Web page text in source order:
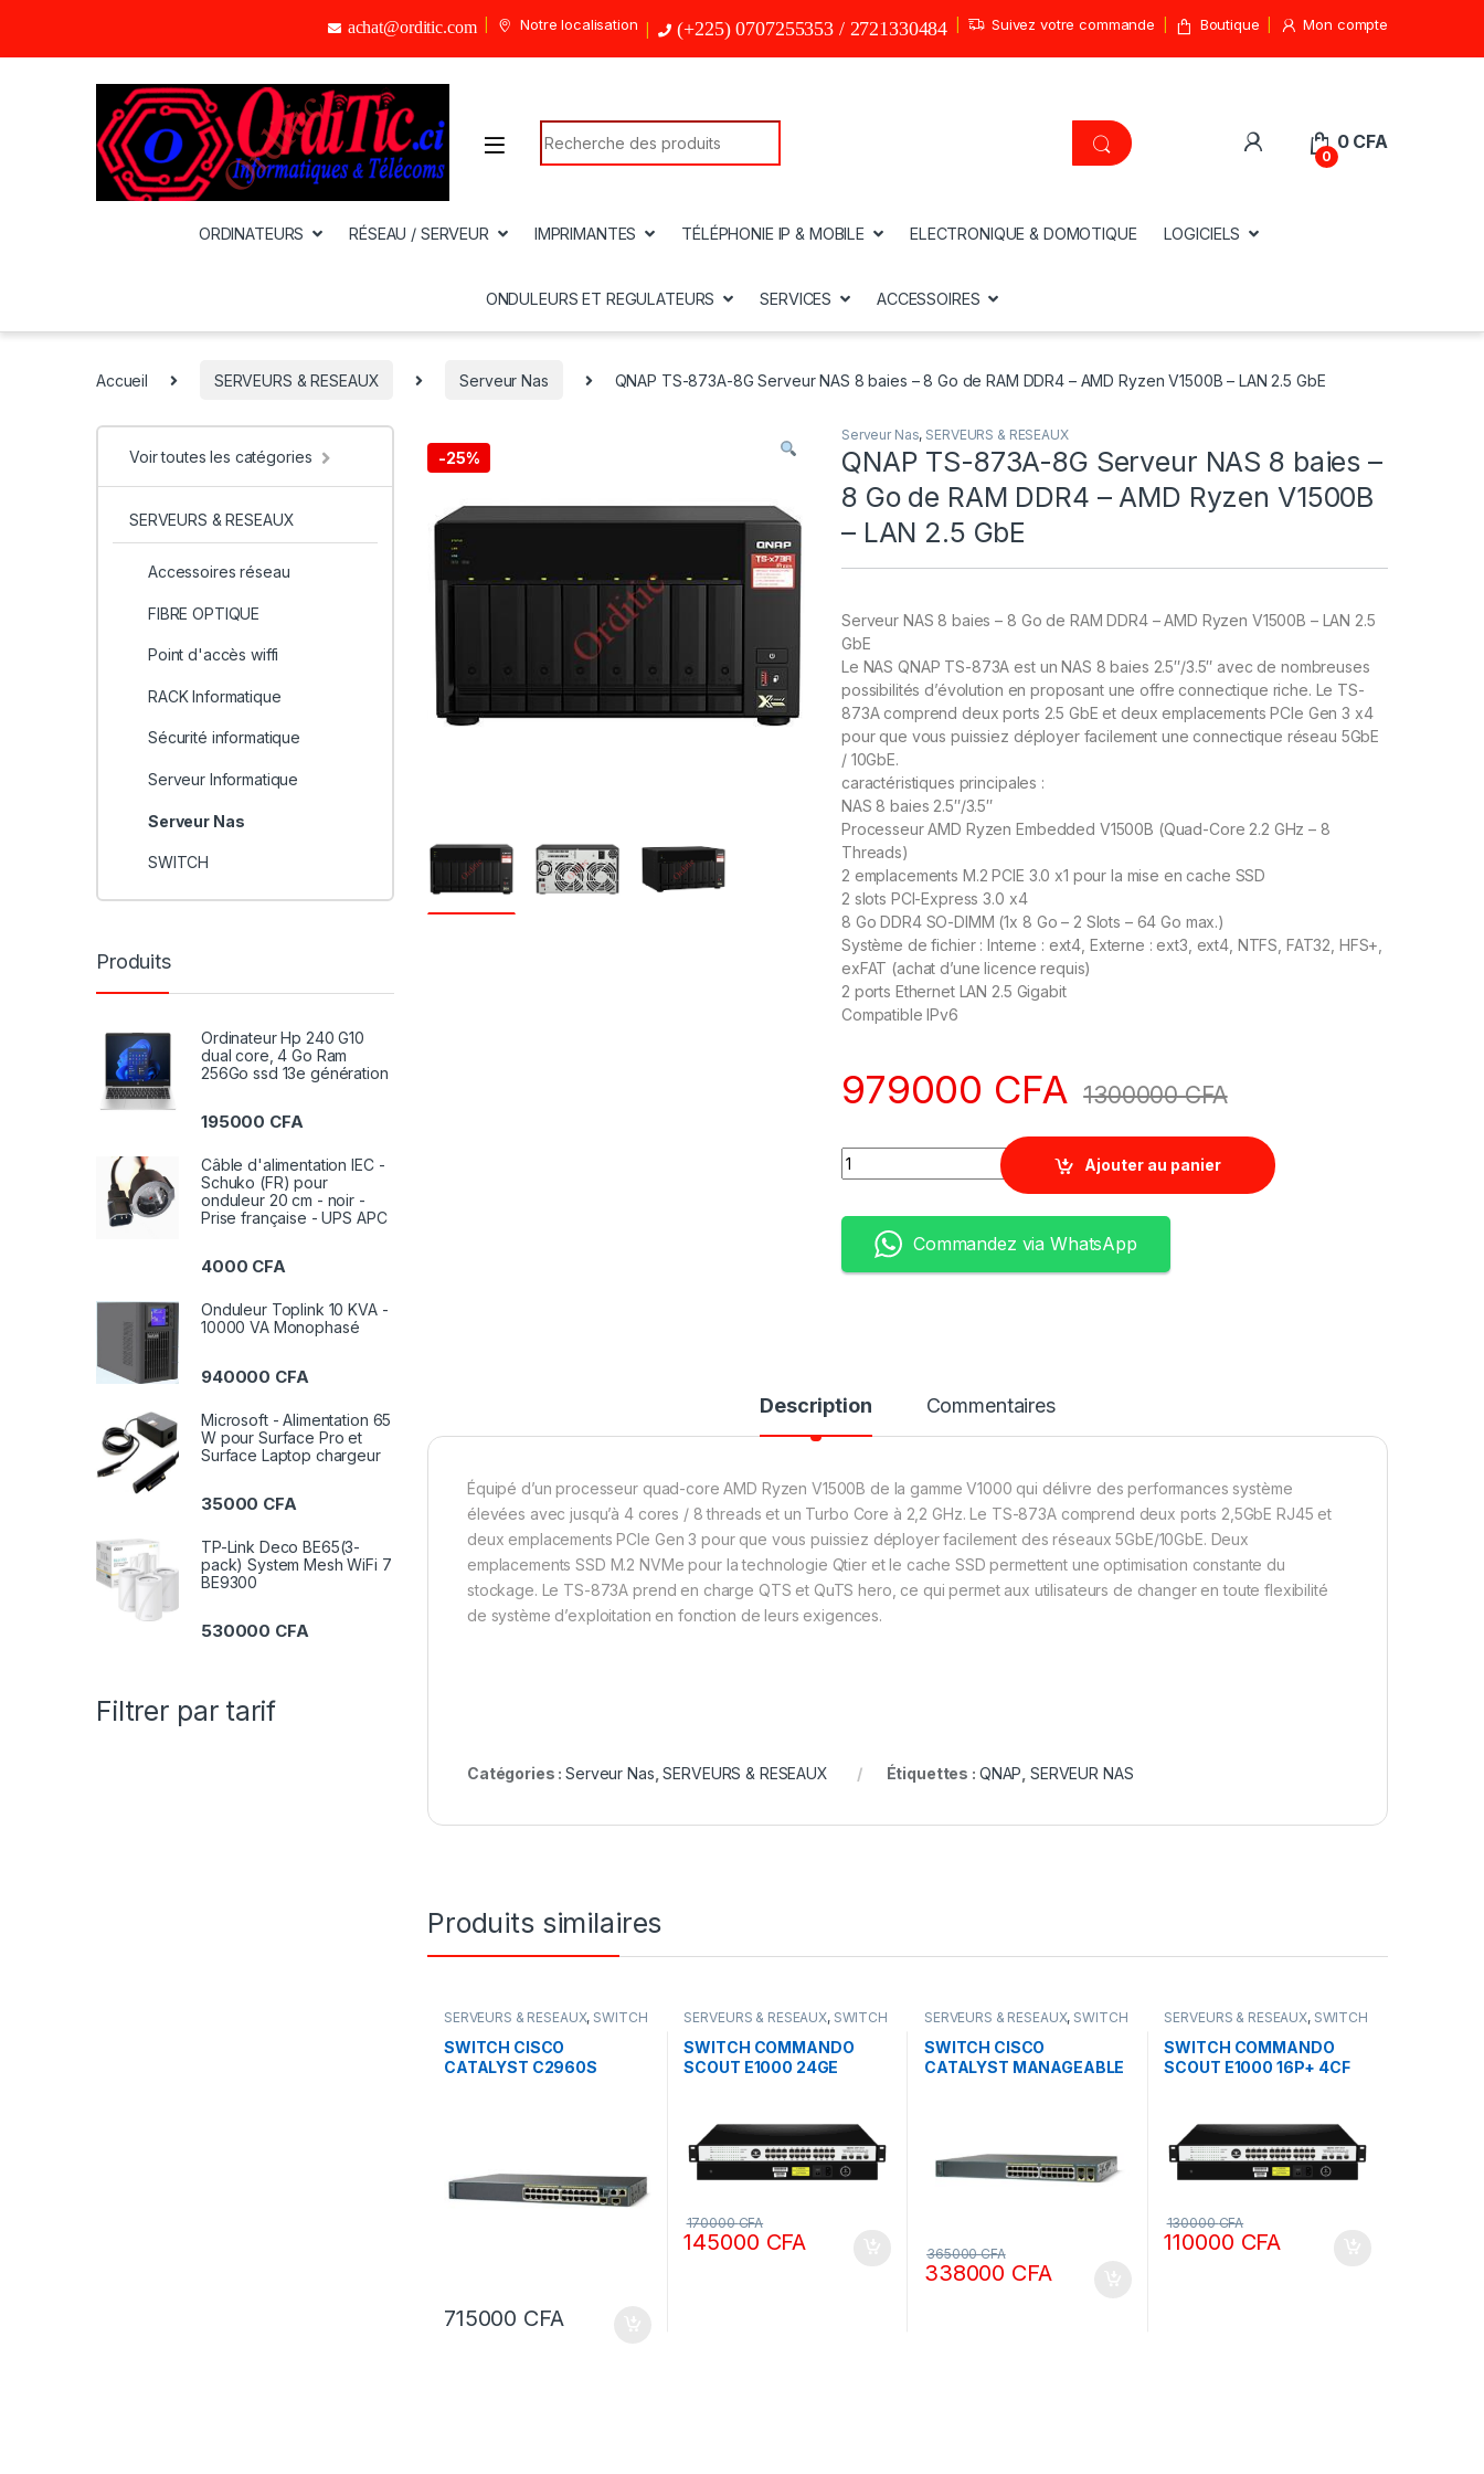
achat@orditic.com Notre localisation (+225) 0707255353 / 2721330484 Suivez votre commande Boutique Mon compte
Search for:
0
0 CFA
ORDINATEURS RÉSEAU / SERVEUR IMPRIMANTES TÉLÉPHONIE IP & MOBILE ELECTRONIQUE & DOMOTIQUE LOGICIELS
ONDULEURS ET REGULATEURS SERVICES ACCESSOIRES
Accueil SERVEURS & RESEAUX Serveur Nas QNAP TS-873A-8G Serveur NAS 8 baies – 8 Go de RAM DDR4 – AMD Ryzen V1500B – LAN 2.5 GbE
-25%
Serveur Nas, SERVEURS & RESEAUX
QNAP TS-873A-8G Serveur NAS 8 baies –
8 Go de RAM DDR4 – AMD Ryzen V1500B
– LAN 2.5 GbE
Serveur NAS 8 baies – 8 Go de RAM DDR4 – AMD Ryzen V1500B – LAN 2.5
GbE
Le NAS QNAP TS-873A est un NAS 8 baies 2.5″/3.5″ avec de nombreuses
possibilités d’évolution en proposant une offre connectique riche. Le TS-
873A comprend deux ports 2.5 GbE et deux emplacements PCIe Gen 3 x4
pour que vous puissiez déployer facilement une connectique réseau 5GbE
/ 10GbE.
caractéristiques principales :
NAS 8 baies 2.5″/3.5″
Processeur AMD Ryzen Embedded V1500B (Quad-Core 2.2 GHz – 8
Threads)
2 emplacements M.2 PCIE 3.0 x1 pour la mise en cache SSD
2 slots PCI-Express 3.0 x4
8 Go DDR4 SO-DIMM (1x 8 Go – 2 Slots – 64 Go max.)
Système de fichier : Interne : ext4, Externe : ext3, ext4, NTFS, FAT32, HFS+,
exFAT (achat d’une licence requis)
2 ports Ethernet LAN 2.5 Gigabit
Compatible IPv6
979000 CFA 1300000CFA
Quantity
Ajouter au panier
Commandez via WhatsApp
Description Commentaires
Équipé d’un processeur quad-core AMD Ryzen V1500B de la gamme V1000 qui délivre des performances système
élevées avec jusqu’à 4 cores / 8 threads et un Turbo Core à 2,2 GHz. Le TS-873A comprend deux ports 2,5GbE RJ45 et
deux emplacements PCIe Gen 3 pour que vous puissiez déployer facilement des réseaux 5GbE/10GbE. Deux
emplacements SSD M.2 NVMe pour la technologie Qtier et le cache SSD permettent une optimisation constante du
stockage. Le TS-873A prend en charge QTS et QuTS hero, ce qui permet aux utilisateurs de changer en toute flexibilité
de système d’exploitation en fonction de leurs exigences.
Catégories :Serveur Nas ,SERVEURS & RESEAUX Étiquettes : QNAP SERVEUR NAS
Produits similaires
SERVEURS & RESEAUX, SWITCH
SWITCH CISCO
CATALYST C2960S
715000 CFA
SERVEURS & RESEAUX, SWITCH
SWITCH COMMANDO
SCOUT E1000 24GE
145000 CFA
170000CFA
SERVEURS & RESEAUX, SWITCH
SWITCH CISCO
CATALYST MANAGEABLE
338000 CFA
365000CFA
SERVEURS & RESEAUX, SWITCH
SWITCH COMMANDO
SCOUT E1000 16P+ 4CF
110000 CFA
130000CFA
Voir toutes les catégories
SERVEURS & RESEAUX
Accessoires réseau
FIBRE OPTIQUE
Point d'accès wiffi
RACK Informatique
Sécurité informatique
Serveur Informatique
Serveur Nas
SWITCH
Produits
Ordinateur Hp 240 G10
dual core, 4 Go Ram
256Go ssd 13e génération
195000 CFA
Câble d'alimentation IEC -
Schuko (FR) pour
onduleur 20 cm - noir -
Prise française - UPS APC
4000 CFA
Onduleur Toplink 10 KVA -
10000 VA Monophasé
940000 CFA
Microsoft - Alimentation 65
W pour Surface Pro et
Surface Laptop chargeur
35000 CFA
TP-Link Deco BE65(3-
pack) System Mesh WiFi 7
BE9300
530000 CFA
Filtrer par tarif